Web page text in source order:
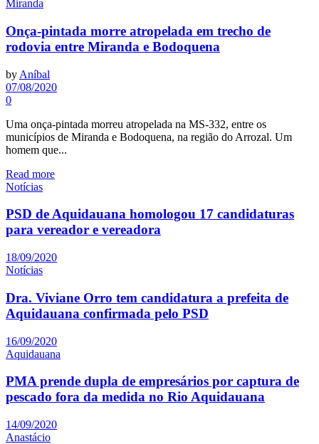
Miranda
Onça-pintada morre atropelada em trecho de
rodovia entre Miranda e Bodoquena
by Aníbal
07/08/2020
0
Uma onça-pintada morreu atropelada na MS-332, entre os
municípios de Miranda e Bodoquena, na região do Arrozal. Um
homem que...
Read more
Notícias
PSD de Aquidauana homologou 17 candidaturas
para vereador e vereadora
18/09/2020
Notícias
Dra. Viviane Orro tem candidatura a prefeita de
Aquidauana confirmada pelo PSD
16/09/2020
Aquidauana
PMA prende dupla de empresários por captura de
pescado fora da medida no Rio Aquidauana
14/09/2020
Anastácio